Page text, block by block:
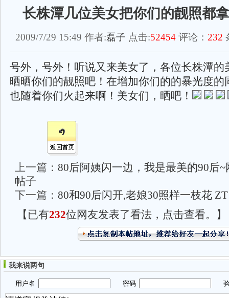
长株潭几位美女把你们的靓照都
2009/7/29 15:49 作者:磊子 点击:52454 评论： 232
号外，号外！听说又来美女了，各位长株潭的
晒晒你们的靓照吧！在增加你们的的暴光度的
也随着你们火起来啊！美女们，晒吧！
上一篇： 80后阿姨闪一边，我是最美的90后
帖子
下一篇： 80和90后闪开,老娘30照样一枝花 ZT
【已有232位网友发表了看法，点击查看。】
我来说两句
用户名 密码 验